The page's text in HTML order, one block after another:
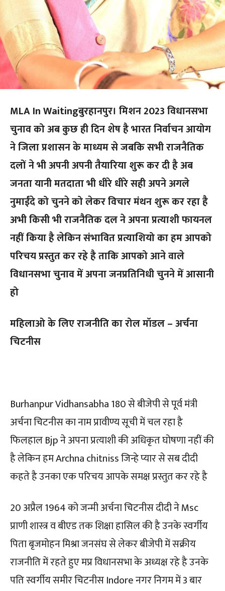
MLA In Waitingबुरहानपुर। मिशन 2023 विधानसभा
चुनाव को अब कुछ ही दिन शेष है भारत निर्वाचन आयोग
ने जिला प्रशासन के माध्यम से जबकि सभी राजनैतिक
दलों ने भी अपनी अपनी तैयारिया शुरू कर दी है अब
जनता यानी मतदाता भी धीरे धीरे सही अपने अगले
नुमाईंदे को चुनने को लेकर विचार मंथन शुरू कर रहा है
अभी किसी भी राजनैतिक दल ने अपना प्रत्याशी फायनल
नहीं किया है लेकिन संभावित प्रत्याशियो का हम आपको
परिचय प्रस्तुत कर रहे है ताकि आपको आने वाले
विधानसभा चुनाव में अपना जनप्रतिनिधी चुनने में आसानी
हो
महिलाओ के लिए राजनीति का रोल मॉडल – अर्चना
चिटनीस
Burhanpur Vidhansabha 180 से बीजेपी से पूर्व मंत्री
अर्चना चिटनीस का नाम प्रावीण्य सूची में चल रहा है
फिलहाल Bjp ने अपना प्रत्याशी की अधिकृत घोषणा नहीं की
है लेकिन हम Archna chitniss जिन्हे प्यार से सब दीदी
कहते है उनका एक परिचय आपके समक्ष प्रस्तुत कर रहे है
20 अप्रैल 1964 को जन्मी अर्चना चिटनीस दीदी ने Msc
प्राणी शास्त्र व बीएड तक शिक्षा हासिल की है उनके स्वर्गीय
पिता बृजमोहन मिश्रा जनसंघ से लेकर बीजेपी में सक्रीय
राजनीति में रहते हुए मप्र विधानसभा के अध्यक्ष रहे है उनके
पति स्वर्गीय समीर चिटनीस Indore नगर निगम में 3 बार